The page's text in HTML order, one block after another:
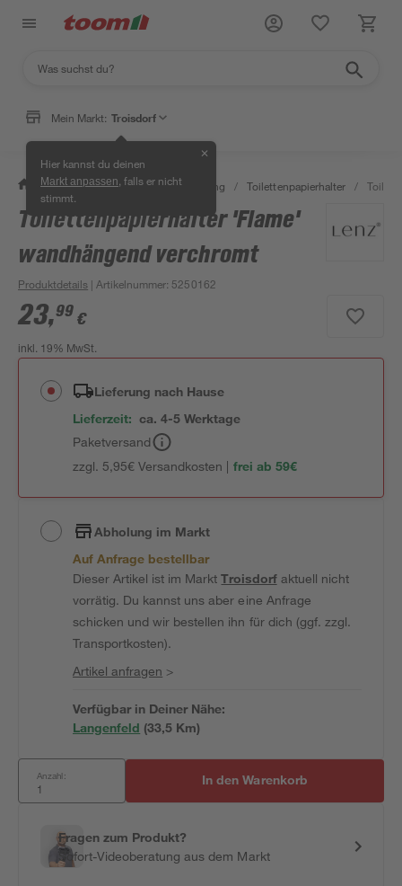
Mein Markt: Troisdorf
Hier kannst du deinen
Markt anpassen , falls er nicht
stimmt.
✕
/ Bad & Sanitär / Bad-Ausstattung / Toilettenpapierhalter /
Toilettenpapierhalter 'Flame'
wandhängend verchromt
Produktdetails | Artikelnummer: 5250162
23,99 €
inkl. 19% MwSt.
Lieferung nach Hause
Lieferzeit: ca. 4-5 Werktage
Paketversand
zzgl. 5,95€ Versandkosten | frei ab 59€
Abholung im Markt
Auf Anfrage bestellbar
Dieser Artikel ist im MarktTroisdorfaktuell nicht
vorrätig. Du kannst uns aber eine Anfrage
schicken und wir bestellen ihn für dich (ggf. zzgl.
Transportkosten).
Artikel anfragen >
Verfügbar in Deiner Nähe:
Langenfeld (33,5 Km)
Anzahl: In den Warenkorb
Fragen zum Produkt?
Sofort-Videoberatung aus dem Markt